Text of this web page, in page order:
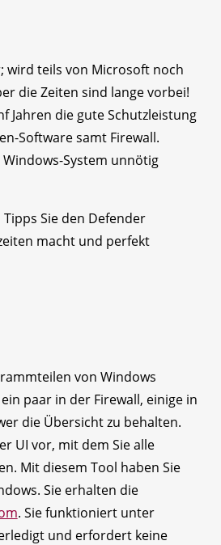
wird teils von Microsoft noch
die Zeiten sind lange vorbei!
Jahren die gute Schutzleistung
Software samt Firewall.
System unnötig
Sie den Defender
macht und perfekt
von Windows
paar in der Firewall, einige in
die Übersicht zu behalten.
UI vor, mit dem Sie alle
Mit diesem Tool haben Sie
Sie erhalten die
. Sie funktioniert unter
und erfordert keine